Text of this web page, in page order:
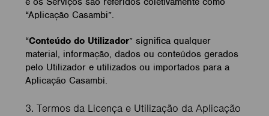
“Aplicação Casambi”.
“Conteúdo do Utilizador” significa qualquer
material, informação, dados ou conteúdos gerados
pelo Utilizador e utilizados ou importados para a
Aplicação Casambi.
3. Termos da Licença e Utilização da Aplicação